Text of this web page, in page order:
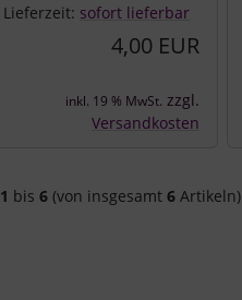
Lieferzeit: sofort lieferbar
4,00 EUR
inkl. 19 % MwSt. zzgl.
Versandkosten
1 bis 6 (von insgesamt 6 Artikeln)